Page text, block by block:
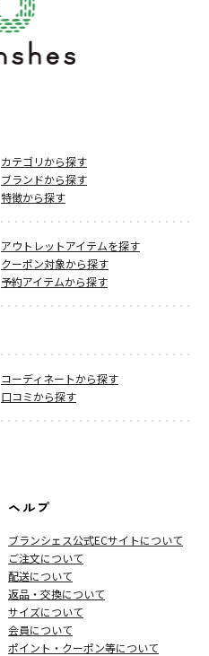
カテゴリから探す
ブランドから探す
特徴から探す
アウトレットアイテムを探す
クーポン対象から探す
予約アイテムから探す
コーディネートから探す
口コミから探す
ヘルプ
ブランシェス公式ECサイトについて
ご注文について
配送について
返品・交換について
サイズについて
会員について
ポイント・クーポン等について